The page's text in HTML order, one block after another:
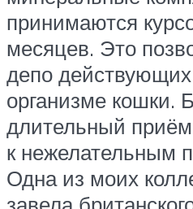
принимаются
месяцев. Это
депо
организме кошки.
длительный
к нежелательным
Одна из моих